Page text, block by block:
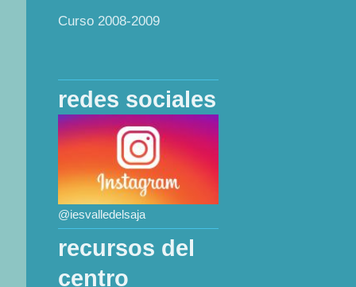
Curso 2008-2009
redes sociales
@iesvalledelsaja
recursos del
centro